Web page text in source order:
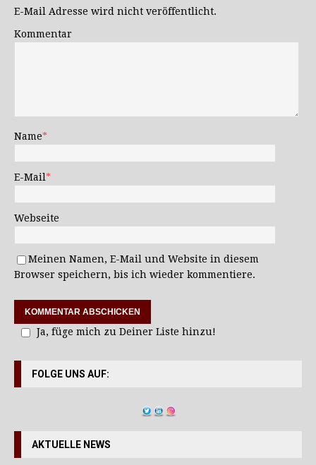
E-Mail Adresse wird nicht veröffentlicht.
Kommentar
Name*
E-Mail*
Webseite
Meinen Namen, E-Mail und Website in diesem
Browser speichern, bis ich wieder kommentiere.
Ja, füge mich zu Deiner Liste hinzu!
FOLGE UNS AUF:
AKTUELLE NEWS